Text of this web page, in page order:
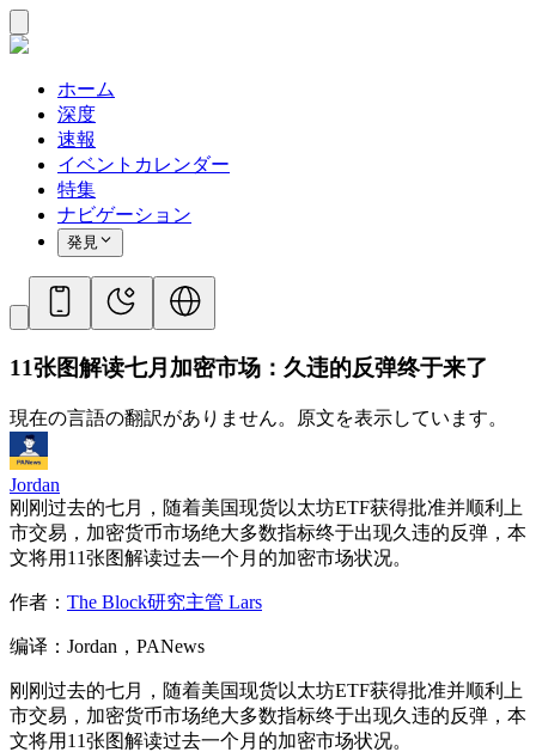
ホーム
深度
速報
イベントカレンダー
特集
ナビゲーション
発見
11张图解读七月加密市场：久违的反弹终于来了
現在の言語の翻訳がありません。原文を表示しています。
Jordan
刚刚过去的七月，随着美国现货以太坊ETF获得批准并顺利上
市交易，加密货币市场绝大多数指标终于出现久违的反弹，本
文将用11张图解读过去一个月的加密市场状况。
作者： The Block研究主管 Lars
编译：Jordan，PANews
刚刚过去的七月，随着美国现货以太坊ETF获得批准并顺利上
市交易，加密货币市场绝大多数指标终于出现久违的反弹，本
文将用11张图解读过去一个月的加密市场状况。